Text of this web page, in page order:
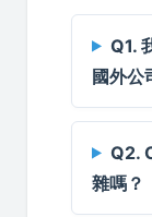
Q1.
國外公
Q2.
雜嗎？